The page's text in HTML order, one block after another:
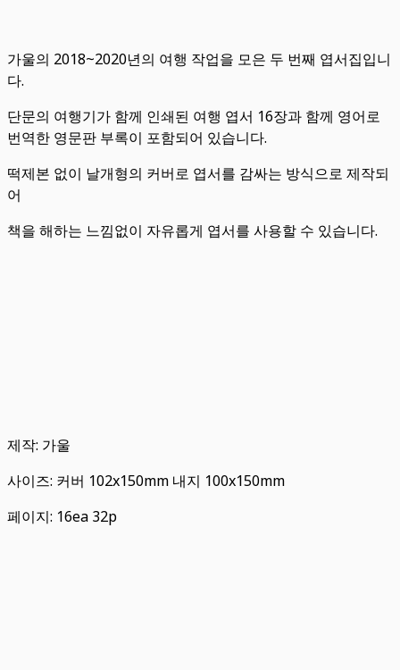
가울의 2018~2020년의 여행 작업을 모은 두 번째 엽서집입니
다.
단문의 여행기가 함께 인쇄된 여행 엽서 16장과 함께 영어로
번역한 영문판 부록이 포함되어 있습니다.
떡제본 없이 날개형의 커버로 엽서를 감싸는 방식으로 제작되
어
책을 해하는 느낌없이 자유롭게 엽서를 사용할 수 있습니다.
제작: 가울
사이즈: 커버 102x150mm 내지 100x150mm
페이지: 16ea 32p